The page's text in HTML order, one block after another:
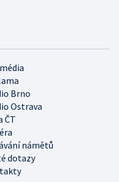
Brno
Ostrava
ČT
námětů
dotazy